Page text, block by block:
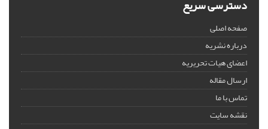
دسترسی سریع
صفحه اصلی
درباره نشریه
اعضای هیات تحریریه
ارسال مقاله
تماس با ما
نقشه سایت